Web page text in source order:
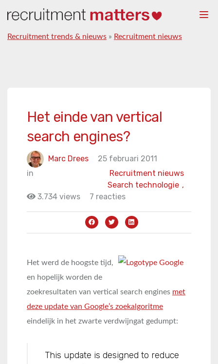
Recruitment trends & nieuws » Recruitment nieuws
Het einde van vertical
search engines?
Marc Drees
25 februari 2011
in
Recruitment nieuws
Search technologie ,
3.734 views
7 reacties
Het werd de hoogste tijd,
en hopelijk worden de
zoekresultaten van vertical search engines met
deze update van Google’s zoekalgoritme
eindelijk in het zwarte verdwijngat gedumpt:
This update is designed to reduce